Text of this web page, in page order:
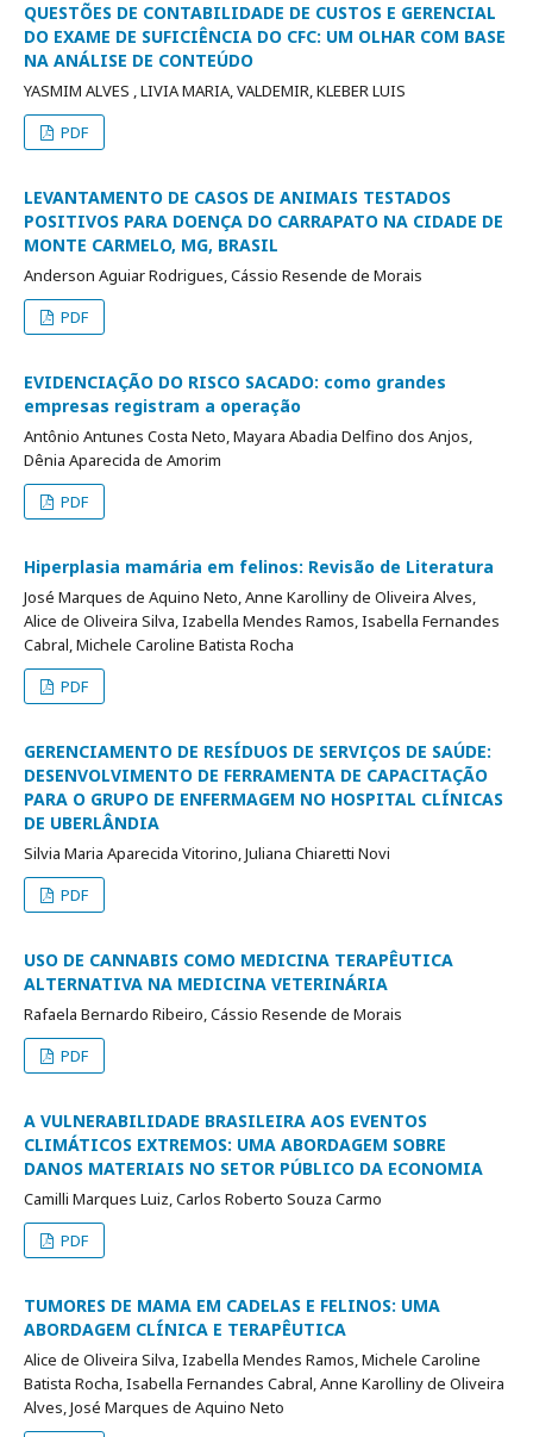
QUESTÕES DE CONTABILIDADE DE CUSTOS E GERENCIAL
DO EXAME DE SUFICIÊNCIA DO CFC: UM OLHAR COM BASE
NA ANÁLISE DE CONTEÚDO
YASMIM ALVES , LIVIA MARIA, VALDEMIR, KLEBER LUIS
PDF
LEVANTAMENTO DE CASOS DE ANIMAIS TESTADOS
POSITIVOS PARA DOENÇA DO CARRAPATO NA CIDADE DE
MONTE CARMELO, MG, BRASIL
Anderson Aguiar Rodrigues, Cássio Resende de Morais
PDF
EVIDENCIAÇÃO DO RISCO SACADO: como grandes
empresas registram a operação
Antônio Antunes Costa Neto, Mayara Abadia Delfino dos Anjos,
Dênia Aparecida de Amorim
PDF
Hiperplasia mamária em felinos: Revisão de Literatura
José Marques de Aquino Neto, Anne Karolliny de Oliveira Alves,
Alice de Oliveira Silva, Izabella Mendes Ramos, Isabella Fernandes
Cabral, Michele Caroline Batista Rocha
PDF
GERENCIAMENTO DE RESÍDUOS DE SERVIÇOS DE SAÚDE:
DESENVOLVIMENTO DE FERRAMENTA DE CAPACITAÇÃO
PARA O GRUPO DE ENFERMAGEM NO HOSPITAL CLÍNICAS
DE UBERLÂNDIA
Silvia Maria Aparecida Vitorino, Juliana Chiaretti Novi
PDF
USO DE CANNABIS COMO MEDICINA TERAPÊUTICA
ALTERNATIVA NA MEDICINA VETERINÁRIA
Rafaela Bernardo Ribeiro, Cássio Resende de Morais
PDF
A VULNERABILIDADE BRASILEIRA AOS EVENTOS
CLIMÁTICOS EXTREMOS: UMA ABORDAGEM SOBRE
DANOS MATERIAIS NO SETOR PÚBLICO DA ECONOMIA
Camilli Marques Luiz, Carlos Roberto Souza Carmo
PDF
TUMORES DE MAMA EM CADELAS E FELINOS: UMA
ABORDAGEM CLÍNICA E TERAPÊUTICA
Alice de Oliveira Silva, Izabella Mendes Ramos, Michele Caroline
Batista Rocha, Isabella Fernandes Cabral, Anne Karolliny de Oliveira
Alves, José Marques de Aquino Neto